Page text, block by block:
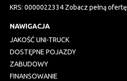
KRS: 0000022334 Zobacz pełną ofertę
NAWIGACJA
JAKOŚĆ UNI-TRUCK
DOSTĘPNE POJAZDY
ZABUDOWY
FINANSOWANIE